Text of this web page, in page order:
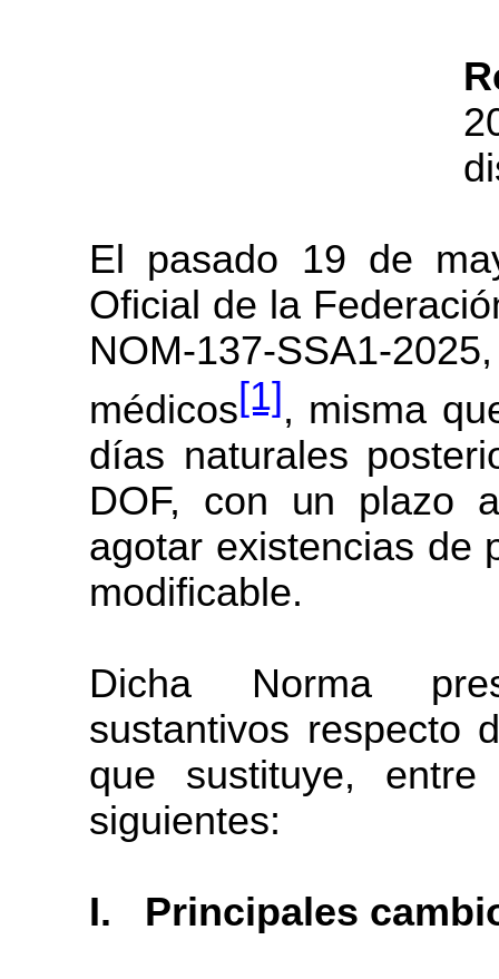
El pasado 19 de
Oficial de la
NOM-137-SSA1-
médicos[1] , misma
días naturales
DOF,
con un plazo
agotar existencias de
modificable.
Dicha Norma
sustantivos respecto
que sustituye,
siguientes:
I. Principales